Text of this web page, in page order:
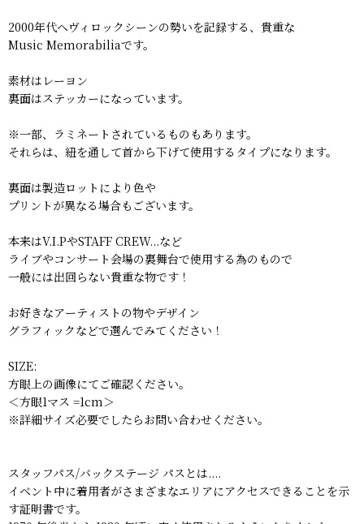
2000年代ヘヴィロックシーンの勢いを記録する、貴重な
Music Memorabiliaです。
素材はレーヨン
裏面はステッカーになっています。
※一部、ラミネートされているものもあります。
それらは、紐を通して首から下げて使用するタイプになります。
裏面は製造ロットにより色や
プリントが異なる場合もございます。
本来はV.I.PやSTAFF CREW...など
ライブやコンサート会場の裏舞台で使用する為のもので
一般には出回らない貴重な物です！
お好きなアーティストの物やデザイン
グラフィックなどで選んでみてください！
SIZE:
方眼上の画像にてご確認ください。
＜方眼1マス =1cm＞
※詳細サイズ必要でしたらお問い合わせください。
スタッフパス/バックステージ パスとは....
イベント中に着用者がさまざまなエリアにアクセスできることを示
す証明書です。